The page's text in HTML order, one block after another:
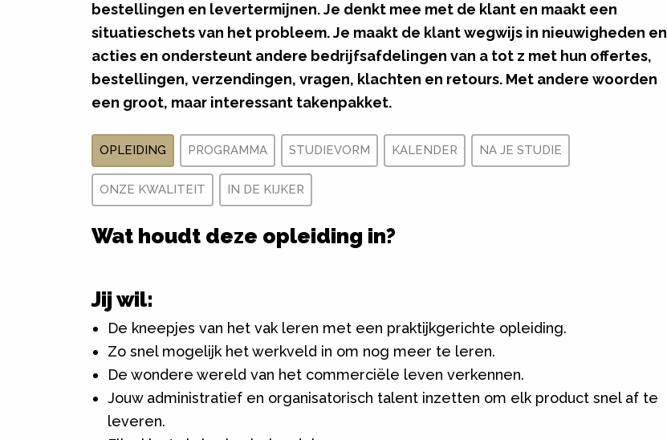
bestellingen en levertermijnen. Je denkt mee met de klant en maakt een
situatieschets van het probleem. Je maakt de klant wegwijs in nieuwigheden en
acties en ondersteunt andere bedrijfsafdelingen van a tot z met hun offertes,
bestellingen, verzendingen, vragen, klachten en retours. Met andere woorden
een groot, maar interessant takenpakket.
OPLEIDING PROGRAMMA STUDIEVORM KALENDER NA JE STUDIE
ONZE KWALITEIT IN DE KIJKER
Wat houdt deze opleiding in?
Jij wil:
De kneepjes van het vak leren met een praktijkgerichte opleiding.
Zo snel mogelijk het werkveld in om nog meer te leren.
De wondere wereld van het commerciële leven verkennen.
Jouw administratief en organisatorisch talent inzetten om elk product snel af te
leveren.